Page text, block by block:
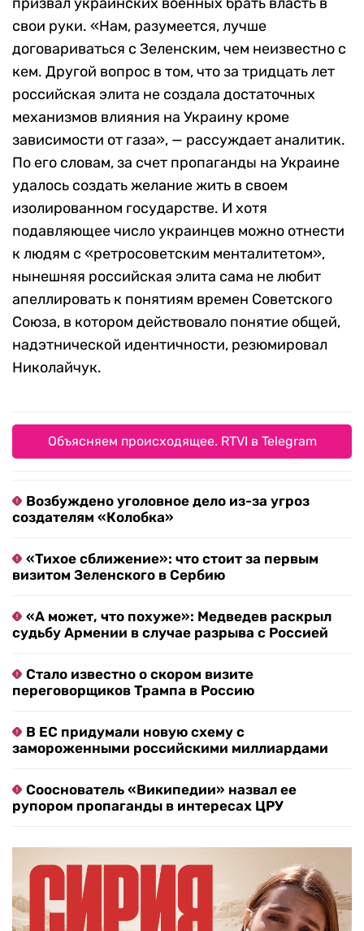
свои руки. «Нам, разумеется, лучше
договариваться с Зеленским, чем неизвестно с
кем. Другой вопрос в том, что за тридцать лет
российская элита не создала достаточных
механизмов влияния на Украину кроме
зависимости от газа», — рассуждает аналитик.
По его словам, за счет пропаганды на Украине
удалось создать желание жить в своем
изолированном государстве. И хотя
подавляющее число украинцев можно отнести
к людям с «ретросоветским менталитетом»,
нынешняя российская элита сама не любит
апеллировать к понятиям времен Советского
Союза, в котором действовало понятие общей,
надэтнической идентичности, резюмировал
Николайчук.
Объясняем происходящее. RTVI в Telegram
Возбуждено уголовное дело из-за угроз
создателям «Колобка»
«Тихое сближение»: что стоит за первым
визитом Зеленского в Сербию
«А может, что похуже»: Медведев раскрыл
судьбу Армении в случае разрыва с Россией
Стало известно о скором визите
переговорщиков Трампа в Россию
В ЕС придумали новую схему с
замороженными российскими миллиардами
Сооснователь «Википедии» назвал ее
рупором пропаганды в интересах ЦРУ